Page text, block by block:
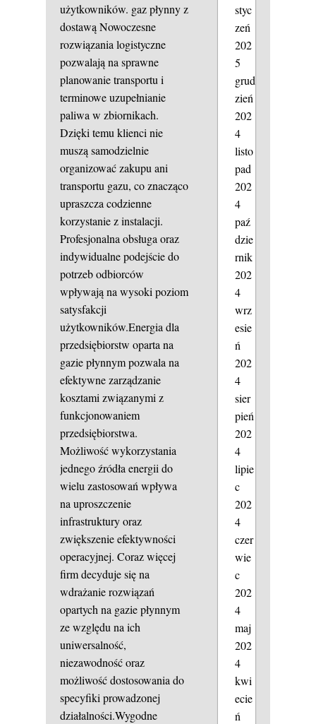
użytkowników. gaz płynny z
dostawąNowoczesne
rozwiązania logistyczne
pozwalają na sprawne
planowanie transportu i
terminowe uzupełnianie
paliwa w zbiornikach.
Dzięki temu klienci nie
muszą samodzielnie
organizować zakupu ani
transportu gazu, co znacząco
upraszcza codzienne
korzystanie z instalacji.
Profesjonalna obsługa oraz
indywidualne podejście do
potrzeb odbiorców
wpływają na wysoki poziom
satysfakcji
użytkowników.Energia dla
przedsiębiorstw oparta na
gazie płynnym pozwala na
efektywne zarządzanie
kosztami związanymi z
funkcjonowaniem
przedsiębiorstwa.
Możliwość wykorzystania
jednego źródła energii do
wielu zastosowań wpływa
na uproszczenie
infrastruktury oraz
zwiększenie efektywności
operacyjnej. Coraz więcej
firm decyduje się na
wdrażanie rozwiązań
opartych na gazie płynnym
ze względu na ich
uniwersalność,
niezawodność oraz
możliwość dostosowania do
specyfiki prowadzonej
działalności.Wygodne
styc
zeń
202
5
grud
zień
202
4
listo
pad
202
4
paź
dzie
rnik
202
4
wrz
esie
ń
202
4
sier
pień
202
4
lipie
c
202
4
czer
wie
c
202
4
maj
202
4
kwi
ecie
ń